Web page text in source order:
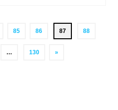
85 86 87 88
… 130 »